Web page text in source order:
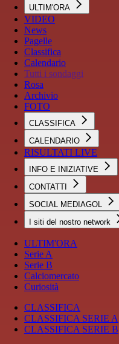
ULTIM'ORA
VIDEO
News
Pagelle
Classifica
Calendario
Tutti i sondaggi
Rosa
Archivio
FOTO
CLASSIFICA
CALENDARIO
RISULTATI LIVE
INFO E INIZIATIVE
CONTATTI
SOCIAL MEDIAGOL
I siti del nostro network
ULTIM'ORA
Serie A
Serie B
Calciomercato
Curiosità
CLASSIFICA
CLASSIFICA SERIE A
CLASSIFICA SERIE B